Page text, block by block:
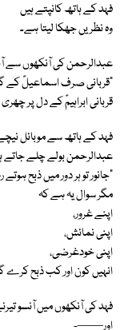
فہد کے ہاتھ کانپتے ہیں
وہ نظر یں جھکا لیتا ہے۔
عبدالرحمن کی آنکھوں سے
“قربانی صرف اسماعیلؑ کے
قربانی ابراہیمؑ کے دل پر
فہد کے ہاتھ سے موبائل
عبدالرحمن بولے چلے جاتے
“جانور تو ہر دور میں ذبح
مگر سوال یہ ہے کہ
اپنے غرور،
اپنی نمائش،
اپنی خودغرضی،
انہیں کون اور کب ذبح کرے
فہد کی آنکھوں میں آنسو
اور——-